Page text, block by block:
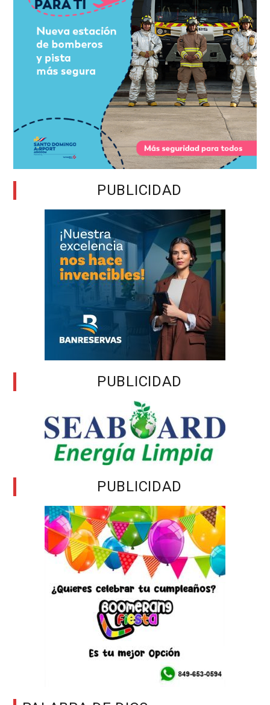
PUBLICIDAD
PUBLICIDAD
PUBLICIDAD